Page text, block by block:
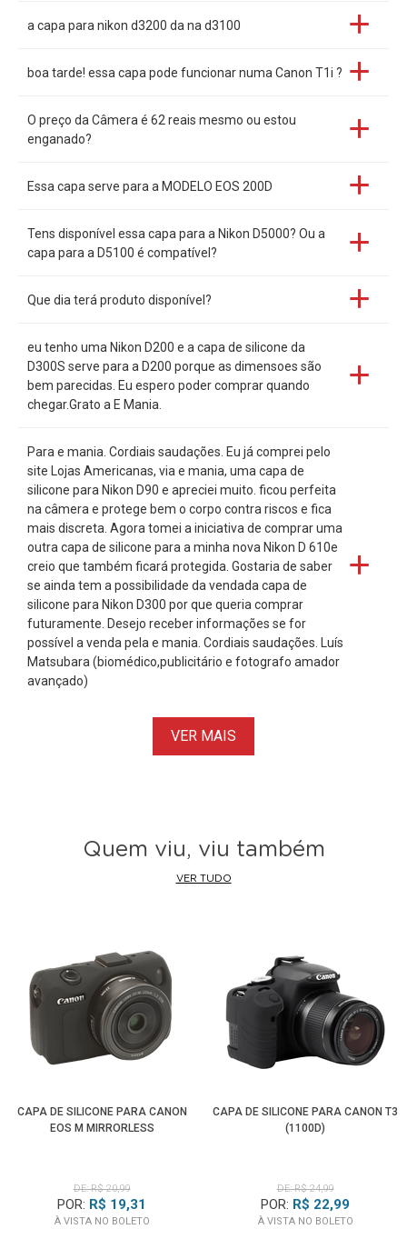
a capa para nikon d3200 da na d3100
boa tarde! essa capa pode funcionar numa Canon T1i ?
O preço da Câmera é 62 reais mesmo ou estou
enganado?
Essa capa serve para a MODELO EOS 200D
Tens disponível essa capa para a Nikon D5000? Ou a
capa para a D5100 é compatível?
Que dia terá produto disponível?
eu tenho uma Nikon D200 e a capa de silicone da
D300S serve para a D200 porque as dimensoes são
bem parecidas. Eu espero poder comprar quando
chegar.Grato a E Mania.
Para e mania. Cordiais saudações. Eu já comprei pelo
site Lojas Americanas, via e mania, uma capa de
silicone para Nikon D90 e apreciei muito. ficou perfeita
na câmera e protege bem o corpo contra riscos e fica
mais discreta. Agora tomei a iniciativa de comprar uma
outra capa de silicone para a minha nova Nikon D 610e
creio que também ficará protegida. Gostaria de saber
se ainda tem a possibilidade da vendada capa de
silicone para Nikon D300 por que queria comprar
futuramente. Desejo receber informações se for
possível a venda pela e mania. Cordiais saudações. Luís
Matsubara (biomédico,publicitário e fotografo amador
avançado)
VER MAIS
Quem viu, viu também
VER TUDO
CAPA DE SILICONE PARA CANON
EOS M MIRRORLESS
DE: R$ 20,99
POR: R$ 19,31
À VISTA NO BOLETO
CAPA DE SILICONE PARA CANON T3
(1100D)
DE: R$ 24,99
POR: R$ 22,99
À VISTA NO BOLETO